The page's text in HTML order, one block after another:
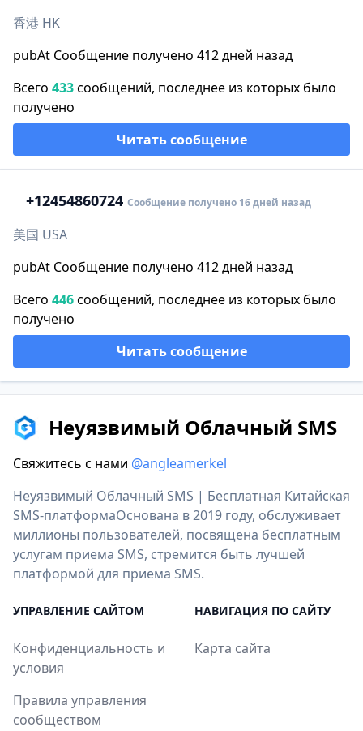
香港 HK
pubAt Сообщение получено 412 дней назад
Всего 433сообщений, последнее из которых было
получено
Читать сообщение
+12454860724 Сообщение получено 16 дней назад
美国 USA
pubAt Сообщение получено 412 дней назад
Всего 446сообщений, последнее из которых было
получено
Читать сообщение
Неуязвимый Облачный SMS
Свяжитесь с нами @angleamerkel
Неуязвимый Облачный SMS | Бесплатная Китайская
SMS-платформаОснована в 2019 году, обслуживает
миллионы пользователей, посвящена бесплатным
услугам приема SMS, стремится быть лучшей
платформой для приема SMS.
УПРАВЛЕНИЕ САЙТОМ
Конфиденциальность и
условия
Правила управления
сообществом
НАВИГАЦИЯ ПО САЙТУ
Карта сайта